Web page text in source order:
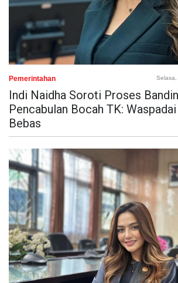
Pemerintahan Selasa,
Indi Naidha Soroti Proses
Pencabulan Bocah TK:
Bebas